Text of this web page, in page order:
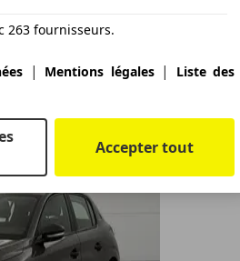
263 fournisseurs.
| Mentions légales|
Liste des
Accepter tout